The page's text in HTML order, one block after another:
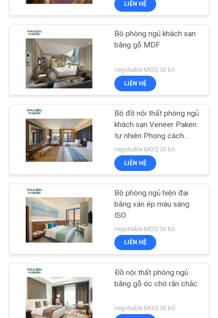
CẦU
BÁO
ĐỒ
TRANG
WEB
PRIVACY
POLICY
LIÊN HỆ
Bộ phòng ngủ khách sạn
bằng gỗ MDF
negotiable MOQ:30 bộ
LIÊN HỆ
Bộ đồ nội thất phòng ngủ
khách sạn Veneer Paken
tự nhiên Phong cách
ngắn gọn
negotiable MOQ:30 bộ
LIÊN HỆ
Bộ phòng ngủ hiện đại
bằng ván ép màu sáng
ISO
negotiable MOQ:30 bộ
LIÊN HỆ
Đồ nội thất phòng ngủ
bằng gỗ óc chó rắn chắc
negotiable MOQ:30 bộ